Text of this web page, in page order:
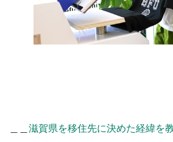
滋賀県を移住先に決めた経緯を